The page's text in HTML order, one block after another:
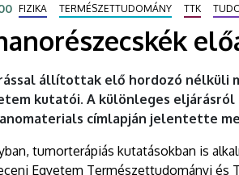
FIZIKA TERMÉSZETTUDOMÁNY TTK
állítottak elő hordozó nélküli
kutatói. A különleges
címlapján jelentette
tumorterápiás kutatásokban is
Egyetem Természettudományi és